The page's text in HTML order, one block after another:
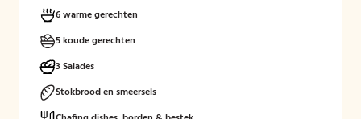
6 warme gerechten
5 koude gerechten
3 Salades
Stokbrood en smeersels